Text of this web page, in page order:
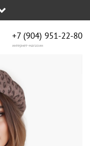
+7 (904) 951‑22‑80
интернет-магазин